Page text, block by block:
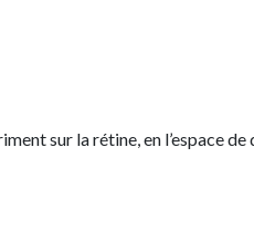
sur la rétine, en l’espace